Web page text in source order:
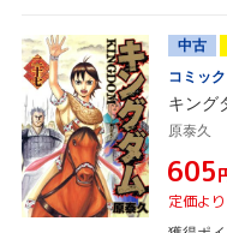
中古
コミック
キング
原泰久
¥605
定価よ